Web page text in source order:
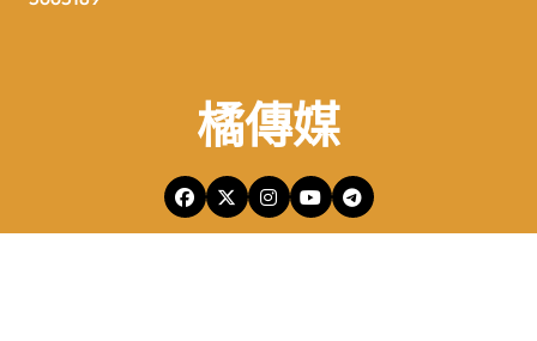
橘傳媒